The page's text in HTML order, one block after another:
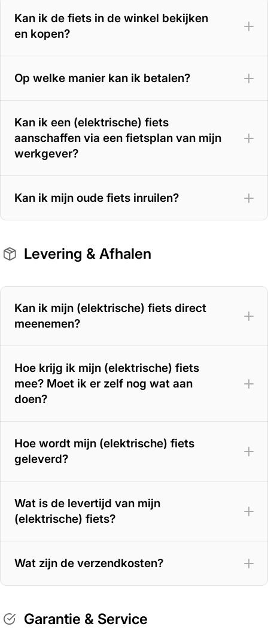
500 Wh accu– 100 tot 125 km
625 Wh accu
Kan ik de fiets in de winkel bekijken
en kopen?
Op welke manier kan ik betalen?
Kan ik een (elektrische) fiets
aanschaffen via een fietsplan van mijn
werkgever?
Kan ik mijn oude fiets inruilen?
Levering & Afhalen
Kan ik mijn (elektrische) fiets direct
meenemen?
Hoe krijg ik mijn (elektrische) fiets
mee? Moet ik er zelf nog wat aan
doen?
Hoe wordt mijn (elektrische) fiets
geleverd?
Wat is de levertijd van mijn
(elektrische) fiets?
Wat zijn de verzendkosten?
Garantie & Service